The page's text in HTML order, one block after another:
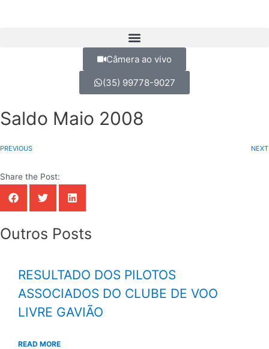
Câmera ao vivo
(35) 99778-9027
Saldo Maio 2008
PREVIOUS NEXT
Share the Post:
Outros Posts
RESULTADO DOS PILOTOS
ASSOCIADOS DO CLUBE DE VOO
LIVRE GAVIÃO
READ MORE